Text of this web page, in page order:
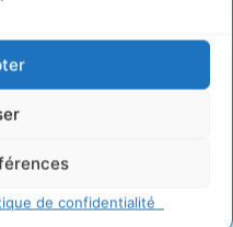
de confidentialité
puissent
cycles,
les flux et
pour
une